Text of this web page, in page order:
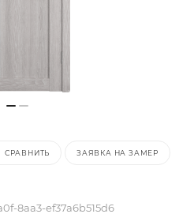
СРАВНИТЬ ЗАЯВКА НА ЗАМЕР
8aa3-ef37a6b515d6